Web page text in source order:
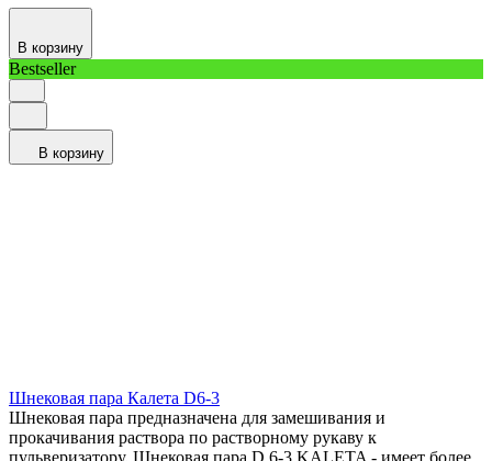
В корзину
Bestseller
В корзину
Шнековая пара Калета D6-3
Шнековая пара предназначена для замешивания и
прокачивания раствора по растворному рукаву к